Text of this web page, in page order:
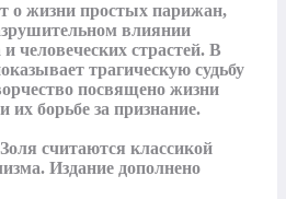
о жизни простых парижан,
влиянии
человеческих страстей. В
трагическую судьбу
посвящено жизни
борьбе за признание.
считаются классикой
Издание дополнено